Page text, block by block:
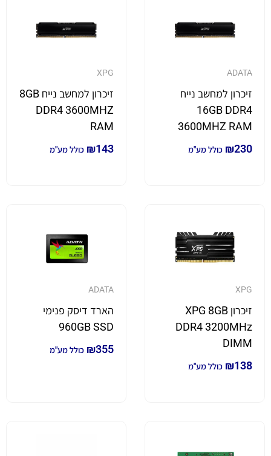
ADATA
זיכרון למחשב נייח
16GB DDR4
3600MHZ RAM
₪230 כולל מע"מ
XPG
זיכרון למחשב נייח 8GB
DDR4 3600MHZ
RAM
₪143 כולל מע"מ
XPG
זיכרון XPG 8GB
DDR4 3200MHz
DIMM
₪138 כולל מע"מ
ADATA
הארד דיסק פנימי
960GB SSD
₪355 כולל מע"מ